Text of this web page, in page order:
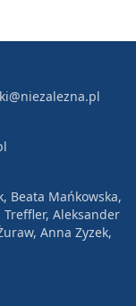
Beata Mańkowska,
Treffler, Aleksander
Anna Zyzek,